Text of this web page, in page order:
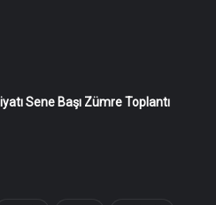
Sene Başı Zümre Toplantı